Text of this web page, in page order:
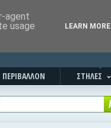
ΠΕΡΙΒΑΛΛΟΝ ΣΤΗΛΕΣ
agent
usage
LEARN MORE